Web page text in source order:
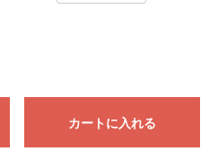
カートに入れる